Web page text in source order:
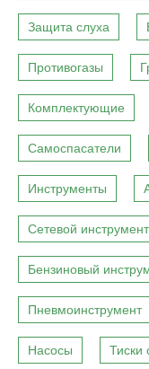
Защита слуха
Противогазы
Комплектующие
Самоспасатели
Инструменты
Сетевой инструмент
Бензиновый
Пневмоинструмент
Насосы Тиски